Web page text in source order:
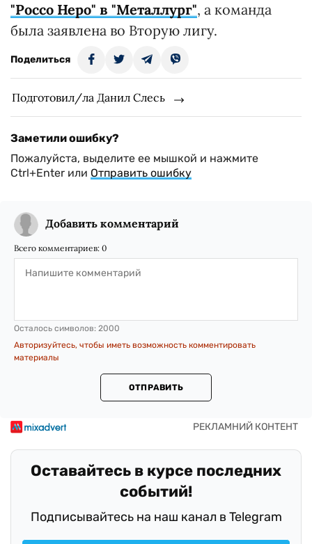
"Россо Неро" в "Металлург", а команда
была заявлена во Вторую лигу.
Поделиться
Подготовил/ла Данил Слесь
Заметили ошибку?
Пожалуйста, выделите ее мышкой и нажмите
Ctrl+Enter или Отправить ошибку
Добавить комментарий
Всего комментариев: 0
Осталось символов: 2000
Авторизуйтесь, чтобы иметь возможность комментировать
материалы
ОТПРАВИТЬ
Оставайтесь в курсе последних
событий!
Подписывайтесь на наш канал в Telegram